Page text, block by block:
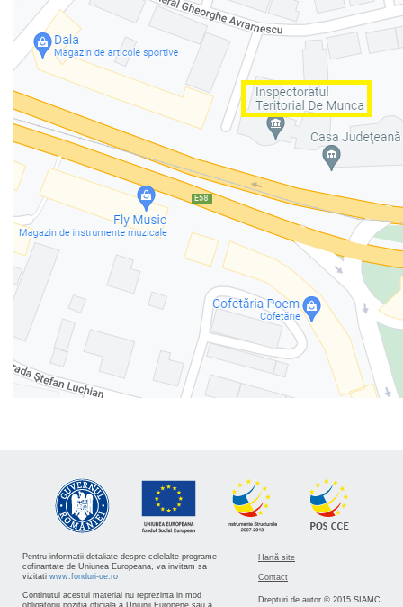
Pentru informatii detaliate despre celelalte programe
cofinantate de Uniunea Europeana, va invitam sa
vizitati www.fonduri-ue.ro
Continutul acestui material nu reprezinta in mod
obligatoriu pozitia oficiala a Uniunii Europene sau a
Hartă site
Contact
Drepturi de autor © 2015 SIAMC